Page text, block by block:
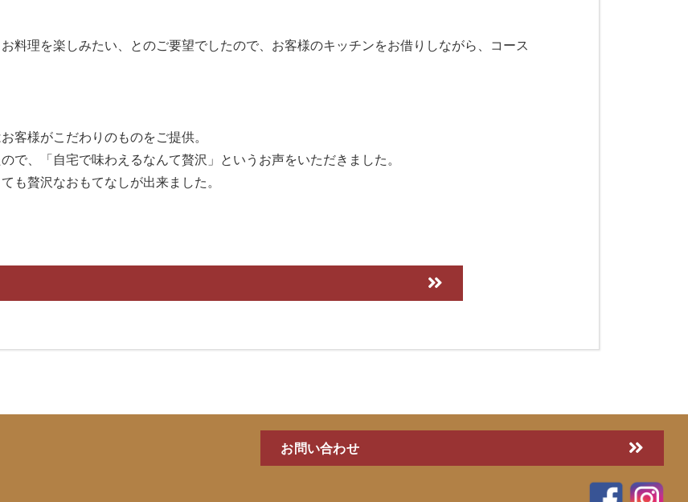
料理を楽しみたい、とのご要望でしたので、お客様のキッチンをお借りしながら、コース
客様がこだわりのものをご提供。
で、「自宅で味わえるなんて贅沢」というお声をいただきました。
も贅沢なおもてなしが出来ました。
お問い合わせ